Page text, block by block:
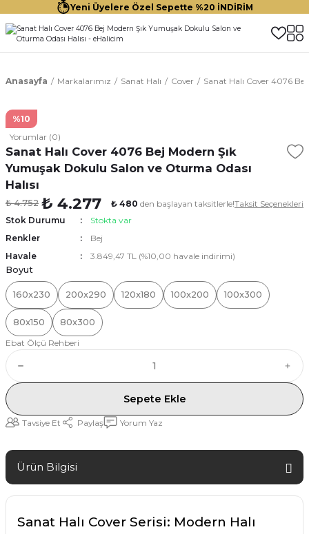
Yeni Üyelere Özel Sepette %20 İNDİRİM
Anasayfa Markalarımız Sanat Halı Cover Sanat Halı Cover 4076
%10
Yorumlar (0)
Sanat Halı Cover 4076 Bej Modern Şık
Yumuşak Dokulu Salon ve Oturma Odası
Halısı
₺ 4.752 ₺ 4.277 ₺ 480 den başlayan taksitlerle!Taksit Seçenekleri
Stok Durumu
Stokta var
Renkler
Bej
Havale
3.849,47 TL (%10,00 havale indirimi)
Boyut
160x230 200x290 120x180 100x200 100x300
80x150
80x300
Ebat Ölçü Rehberi
Sepete Ekle
Tavsiye Et Paylaş Yorum Yaz
Ürün Bilgisi
Sanat Halı Cover Serisi: Modern Halı